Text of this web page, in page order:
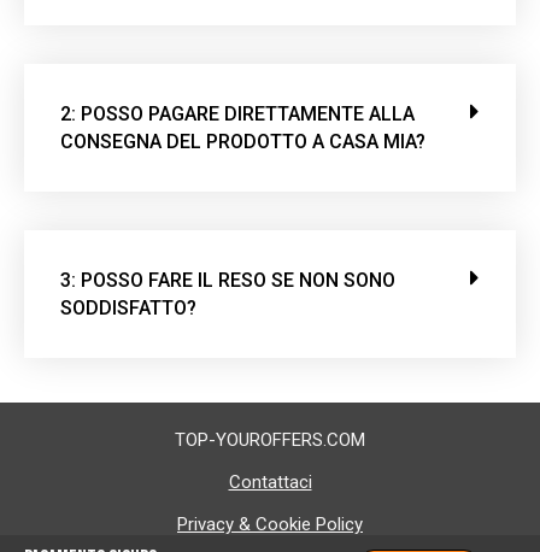
2: POSSO PAGARE DIRETTAMENTE ALLA
CONSEGNA DEL PRODOTTO A CASA MIA?
3: POSSO FARE IL RESO SE NON SONO
SODDISFATTO?
TOP-YOUROFFERS.COM
Contattaci
Privacy & Cookie Policy